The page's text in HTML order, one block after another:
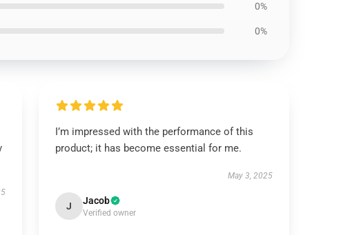
0%
0%
I’m impressed with the performance of this
product; it has become essential for me.
May 3, 2025
J Jacob
Verified owner